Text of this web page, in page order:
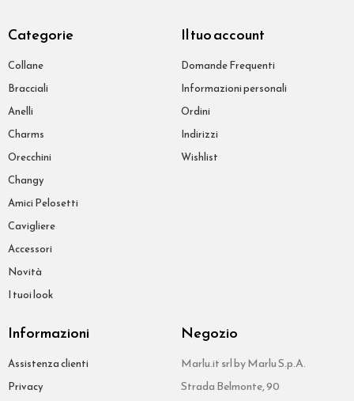
Categorie
Collane
Bracciali
Anelli
Charms
Orecchini
Changy
Amici Pelosetti
Cavigliere
Accessori
Novità
I tuoi look
Il tuo account
Domande Frequenti
Informazioni personali
Ordini
Indirizzi
Wishlist
Informazioni
Assistenza clienti
Privacy
Negozio
Marlu.it srl by Marlu S.p.A.
Strada Belmonte, 90